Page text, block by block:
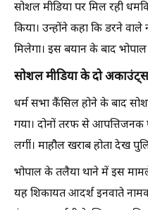
सोशल मीडिया पर मिल रही
किया। उन्होंने कहा कि डरने
मिलेगा। इस बयान के बाद
सोशल मीडिया के दो
धर्म सभा कैंसिल होने के बाद
गया। दोनों तरफ से आपत्तिजनक
लगीं। माहौल खराब होता देख
भोपाल के तलैया थाने में इस
यह शिकायत आदर्श इनवाते